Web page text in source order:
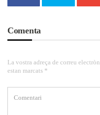
Comenta
La vostra adreça de correu
estan marcats *